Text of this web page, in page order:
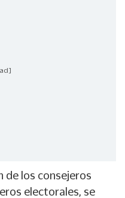
de los consejeros
electorales, se